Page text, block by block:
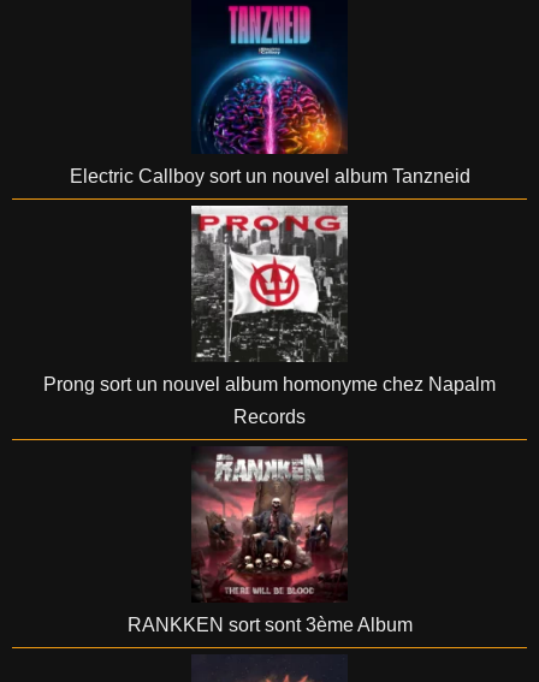
Electric Callboy sort un nouvel album Tanzneid
Prong sort un nouvel album homonyme chez Napalm
Records
RANKKEN sort sont 3ème Album